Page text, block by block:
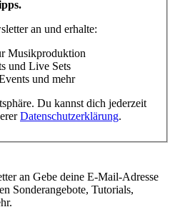
an und erhalte:
Musikproduktion
und Live Sets
und mehr
Du kannst dich jederzeit
Datenschutzerklärung.
an Gebe deine E-Mail-Adresse
Sonderangebote, Tutorials,